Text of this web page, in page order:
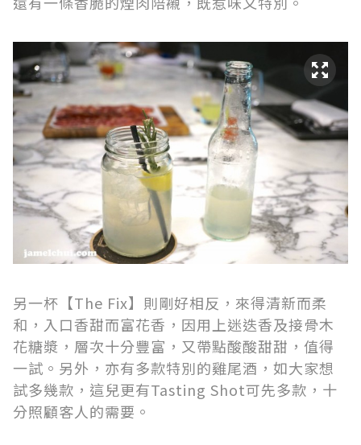
另一杯【The Fix】則剛好相反，來得清新而柔
和，入口香甜而富花香，因用上迷迭香及接骨木
花糖漿，層次十分豐富，又帶點酸酸甜甜，值得
一試。另外，亦有多款特別的雞尾酒，如大家想
試多幾款，這兒更有Tasting Shot可先多款，十
分照顧客人的需要。